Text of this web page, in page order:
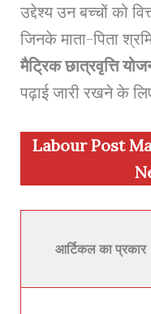
उद्देश्य उन बच्चों को
जिनके माता-पिता
मैट्रिक छात्रवृत्ति
पढ़ाई जारी रखने के
Labour Post
आर्टिकल का प्रकार